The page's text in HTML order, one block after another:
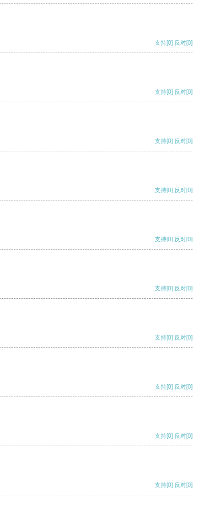
支持[0] 反对[0]
支持[0] 反对[0]
支持[0] 反对[0]
支持[0] 反对[0]
支持[0] 反对[0]
支持[0] 反对[0]
支持[0] 反对[0]
支持[0] 反对[0]
支持[0] 反对[0]
支持[0] 反对[0]